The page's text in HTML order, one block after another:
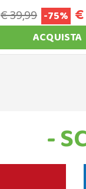
€ 39,99 -75%
ACQUISTA
-